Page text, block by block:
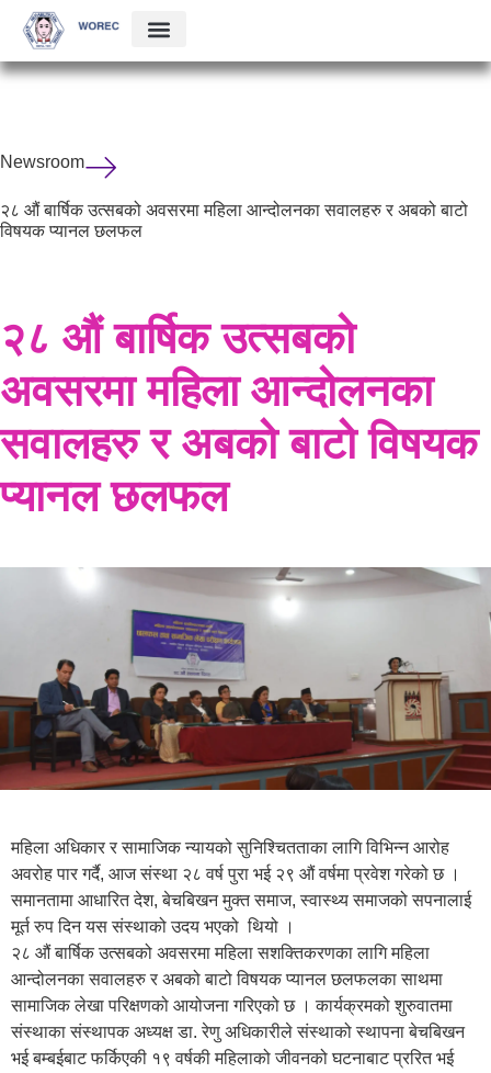
Newsroom
२८ औं बार्षिक उत्सबको अवसरमा महिला आन्दोलनका सवालहरु र अबको बाटो
विषयक प्यानल छलफल
२८ औं बार्षिक उत्सबको
अवसरमा महिला आन्दोलनका
सवालहरु र अबको बाटो विषयक
प्यानल छलफल
महिला अधिकार र सामाजिक न्यायको सुनिश्चितताका लागि विभिन्न आरोह
अवरोह पार गर्दै, आज संस्था २८ वर्ष पुरा भई २९ औं वर्षमा प्रवेश गरेको छ ।
समानतामा आधारित देश, बेचबिखन मुक्त समाज, स्वास्थ्य समाजको सपनालाई
मूर्त रुप दिन यस संस्थाको उदय भएको थियो ।
२८ औं बार्षिक उत्सबको अवसरमा महिला सशक्तिकरणका लागि महिला
आन्दोलनका सवालहरु र अबको बाटो विषयक प्यानल छलफलका साथमा
सामाजिक लेखा परिक्षणको आयोजना गरिएको छ । कार्यक्रमको शुरुवातमा
संस्थाका संस्थापक अध्यक्ष डा. रेणु अधिकारीले संस्थाको स्थापना बेचबिखन
भई बम्बईबाट फर्किएकी १९ वर्षकी महिलाको जीवनको घटनाबाट प्ररित भई